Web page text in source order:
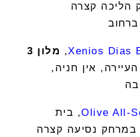
הליכה קצרה
Xenios Dias
,
מלון 3
אין חניה,
Olive All-, בית
נסיעה קצרה